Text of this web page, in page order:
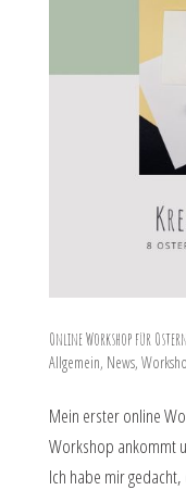
Online Workshop für
Allgemein, News,
Mein erster online
Workshop ankommt
Ich habe mir